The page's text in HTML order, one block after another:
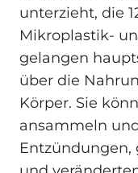
unterzieht, die
Mikroplastik-
gelangen
über die
Körper. Sie
ansammeln